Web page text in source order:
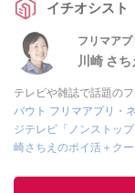
イチオシスト
フリマア
川崎 さち
テレビや雑誌で話題の
バウト フリマアプリ・
ジテレビ「ノンストップ
崎さちえのポイ活＋ク
的に稼ぐ！』（翔泳社刊